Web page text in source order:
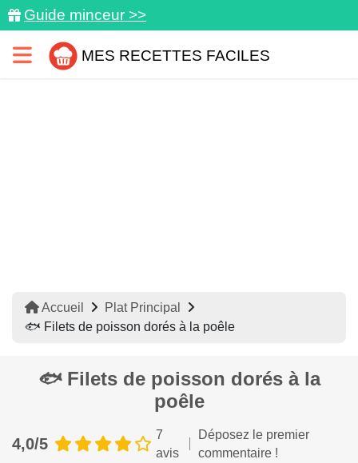
Guide minceur >>
MES RECETTES FACILES
Accueil
Plat Principal
🐟 Filets de poisson dorés à la poêle
🐟 Filets de poisson dorés à la
poêle
4,0/5
7
avis
Déposez le premier
commentaire !